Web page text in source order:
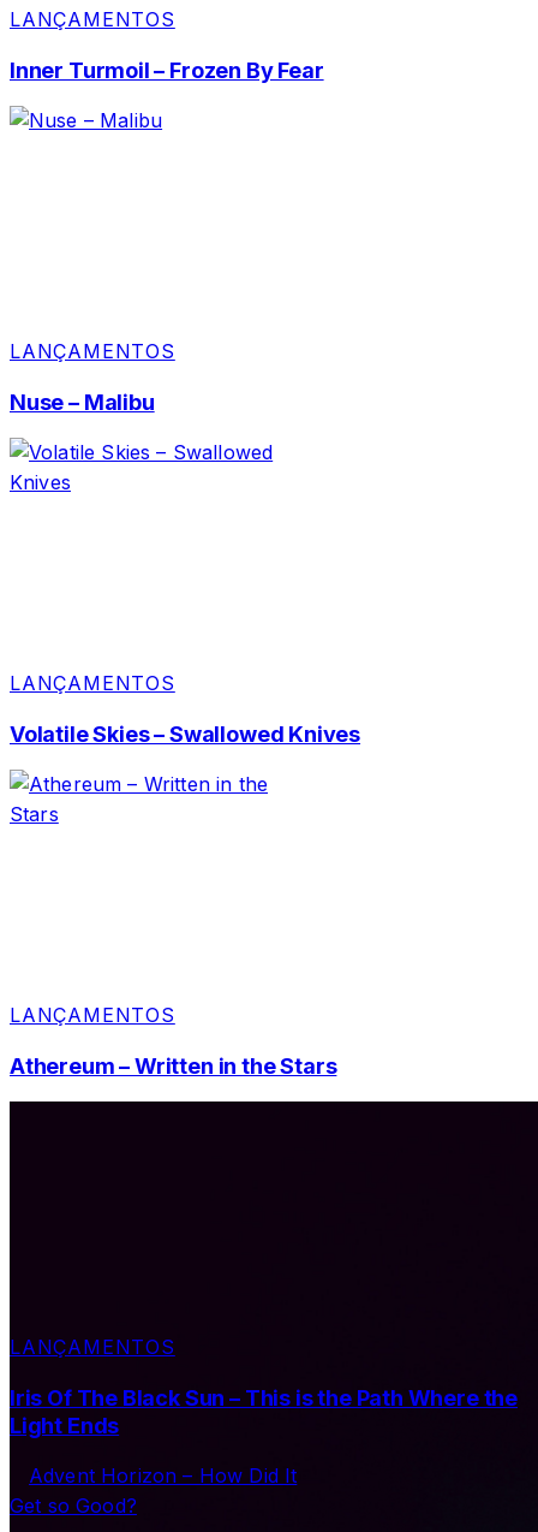
LANÇAMENTOS
Inner Turmoil – Frozen By Fear
LANÇAMENTOS
Nuse – Malibu
LANÇAMENTOS
Volatile Skies – Swallowed Knives
LANÇAMENTOS
Athereum – Written in the Stars
LANÇAMENTOS
Iris Of The Black Sun – This is the Path Where the
Light Ends